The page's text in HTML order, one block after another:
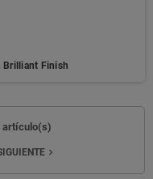
Brilliant Finish
artículo(s)
navigate_next